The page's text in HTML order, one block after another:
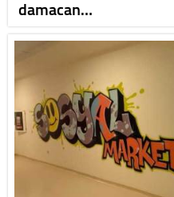
damacan…